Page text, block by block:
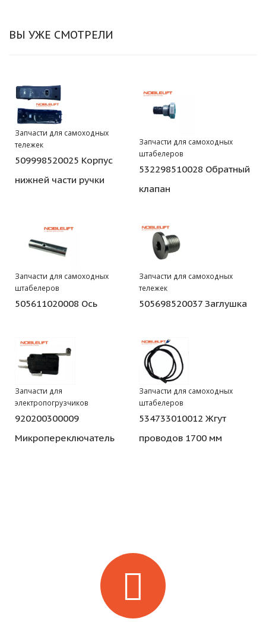
ВЫ УЖЕ СМОТРЕЛИ
Запчасти для самоходных
тележек
509998520025 Корпус
нижней части ручки
Запчасти для самоходных
штабелеров
532298510028 Обратный
клапан
Запчасти для самоходных
штабелеров
505611020008 Ось
Запчасти для самоходных
тележек
505698520037 Заглушка
Запчасти для
электропогрузчиков
920200300009
Микропереключатель
Запчасти для самоходных
штабелеров
534733010012 Жгут
проводов 1700 мм